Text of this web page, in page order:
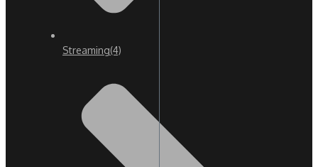
Streaming(4)